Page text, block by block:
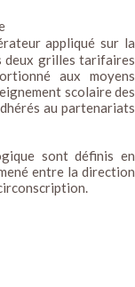
appliqué sur la
deux grilles tarifaires
aux moyens
scolaire des
au partenariats
sont définis en
entre la direction